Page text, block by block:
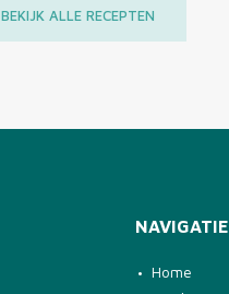
BEKIJK ALLE RECEPTEN
NAVIGATIE
Home